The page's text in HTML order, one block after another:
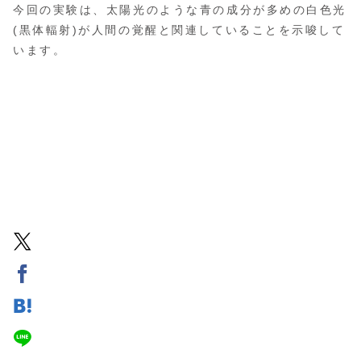
今回の実験は、太陽光のような青の成分が多めの白色光
(黒体輻射)が人間の覚醒と関連していることを示唆して
います。